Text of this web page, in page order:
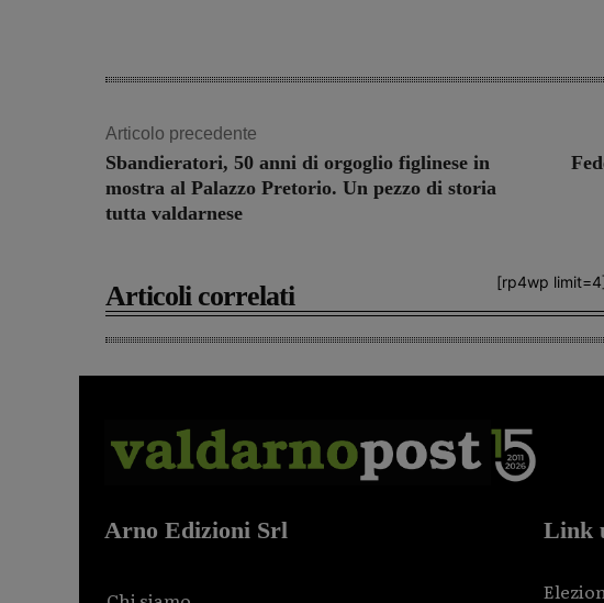
Articolo precedente
Sbandieratori, 50 anni di orgoglio figlinese in
mostra al Palazzo Pretorio. Un pezzo di storia
tutta valdarnese
[rp4wp
Articoli correlati
Arno Edizioni Srl Link